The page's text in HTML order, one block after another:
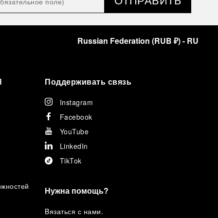
Russian Federation (RUB ₽)- RU
Поддерживать связь
Instagram
Facebook
YouTube
LinkedIn
TikTok
Нужна помощь?
Bязаться с нами.